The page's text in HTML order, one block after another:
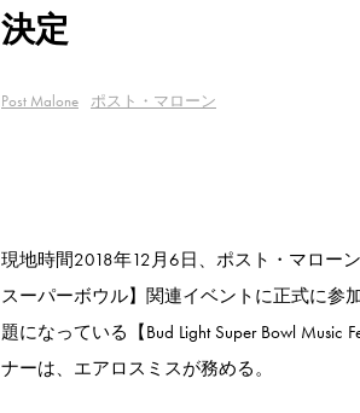
決定
Post Malone ポスト・マローン
現地時間2018年12月6日、ポスト・マロー
スーパーボウル】関連イベントに正式に参
題になっている【Bud Light Super Bowl
ナーは、エアロスミスが務める。